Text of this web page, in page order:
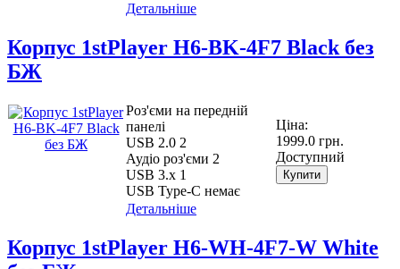
Детальніше
Корпус 1stPlayer H6-BK-4F7 Black без
БЖ
Роз'єми на передній
панелі
USB 2.0 2
Аудіо роз'єми 2
USB 3.х 1
USB Type-C немає
Ціна:
1999.0 грн.
Доступний
Купити
Детальніше
Корпус 1stPlayer H6-WH-4F7-W White